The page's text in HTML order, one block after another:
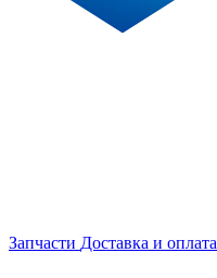
Запчасти Доставка и оплата